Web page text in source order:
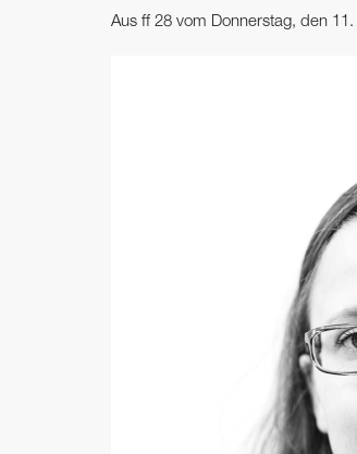
Aus ff 28 vom Donnerstag, den